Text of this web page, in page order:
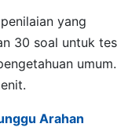
yang
30 soal untuk tes
umum.
Arahan